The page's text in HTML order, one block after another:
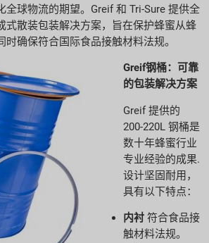
全球物流的期望。Greif 和 Tri-Sure 提供全
式散装包装解决方案，旨在保护蜂蜜从蜂
确保符合国际食品接触材料法规。
Greif钢桶：可靠
的包装解决方案
Greif 提供的
200-220L 钢桶是
数十年蜂蜜行业
专业经验的成果.
设计坚固耐用，
具有以下特点：
内衬 符合食品接
触材料法规。